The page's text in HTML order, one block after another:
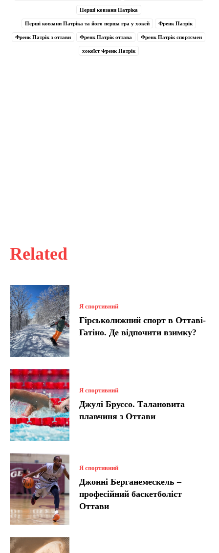
Related
Я спортивний
Гірськолижний спорт в Оттаві-
Гатіно. Де відпочити взимку?
Я спортивний
Джулі Бруссо. Талановита
плавчиня з Оттави
Я спортивний
Джонні Берганемескель –
професійний баскетболіст
Оттави
Перші ковзани Патріка
Перші ковзани Патріка та його перша гра у хокей Френк Патрік
Френк Патрік з оттави Френк Патрік оттава Френк Патрік спортсмен
хокеїст Френк Патрік